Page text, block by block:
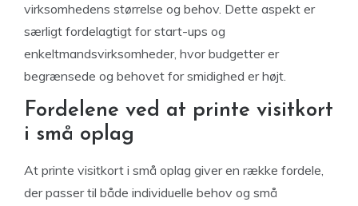
virksomhedens størrelse og behov. Dette aspekt er
særligt fordelagtigt for start-ups og
enkeltmandsvirksomheder, hvor budgetter er
begrænsede og behovet for smidighed er højt.
Fordelene ved at printe visitkort
i små oplag
At printe visitkort i små oplag giver en række fordele,
der passer til både individuelle behov og små